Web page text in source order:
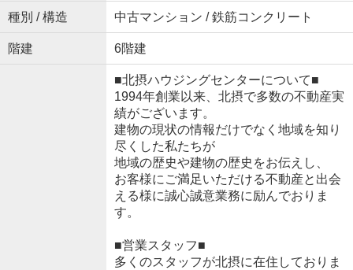
種別 / 構造 中古マンション / 鉄筋コンクリート
階建 6階建
■北摂ハウジングセンターについて■
1994年創業以来、北摂で多数の不動産実
績がございます。
建物の現状の情報だけでなく地域を知り
尽くした私たちが
地域の歴史や建物の歴史をお伝えし、
お客様にご満足いただける不動産と出会
える様に誠心誠意業務に励んでおりま
す。
■営業スタッフ■
多くのスタッフが北摂に在住しておりま